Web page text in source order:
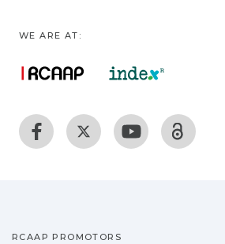
WE ARE AT:
RCAAP PROMOTORS